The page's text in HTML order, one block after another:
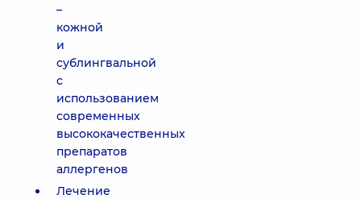
–
кожной
и
сублингвальной
с
использованием
современных
высококачественных
препаратов
аллергенов
Лечение